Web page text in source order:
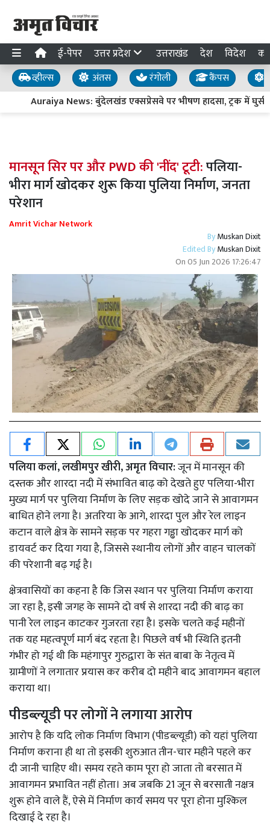
ई-पेपर उत्तर प्रदेश उत्तराखंड देश विदेश
व्हील्स अंतस रंगोली कैंपस
Auraiya News: बुंदेलखंड एक्सप्रेसवे पर भीषण हादसा, ट्रक में घुसी
मानसून सिर पर और PWD की 'नींद' टूटी:पलिया-
भीरा मार्ग खोदकर शुरू किया पुलिया निर्माण, जनता
परेशान
Amrit Vichar Network
ByMuskan Dixit
Edited ByMuskan Dixit
On05 Jun 2026 17:26:47
पलिया कलां, लखीमपुर खीरी, अमृत विचार:जून में मानसून की
दस्तक और शारदा नदी में संभावित बाढ़ को देखते हुए पलिया-भीरा
मुख्य मार्ग पर पुलिया निर्माण के लिए सड़क खोदे जाने से आवागमन
बाधित होने लगा है। अतरिया के आगे, शारदा पुल और रेल लाइन
कटान वाले क्षेत्र के सामने सड़क पर गहरा गड्ढा खोदकर मार्ग को
डायवर्ट कर दिया गया है, जिससे स्थानीय लोगों और वाहन चालकों
की परेशानी बढ़ गई है।
क्षेत्रवासियों का कहना है कि जिस स्थान पर पुलिया निर्माण कराया
जा रहा है, इसी जगह के सामने दो वर्ष से शारदा नदी की बाढ़ का
पानी रेल लाइन काटकर गुजरता रहा है। इसके चलते कई महीनों
तक यह महत्वपूर्ण मार्ग बंद रहता है। पिछले वर्ष भी स्थिति इतनी
गंभीर हो गई थी कि महंगापुर गुरुद्वारा के संत बाबा के नेतृत्व में
ग्रामीणों ने लगातार प्रयास कर करीब दो महीने बाद आवागमन बहाल
कराया था।
पीडब्ल्यूडी पर लोगों ने लगाया आरोप
आरोप है कि यदि लोक निर्माण विभाग (पीडब्ल्यूडी) को यहां पुलिया
निर्माण कराना ही था तो इसकी शुरुआत तीन-चार महीने पहले कर
दी जानी चाहिए थी। समय रहते काम पूरा हो जाता तो बरसात में
आवागमन प्रभावित नहीं होता। अब जबकि 21 जून से बरसाती नक्षत्र
शुरू होने वाले हैं, ऐसे में निर्माण कार्य समय पर पूरा होना मुश्किल
दिखाई दे रहा है।